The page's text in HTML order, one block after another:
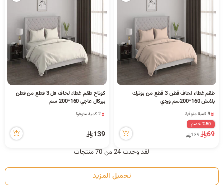
طقم غطاء لحاف قطن 3 قطع من بوتيك
بلانش 160*200سم وردي
9 كمية متوفرة
25 مشاهدة مؤخراً
9 كمية متوفرة
25 مشاهدة مؤخراً%50 خصم
69
139
كوتاج طقم غطاء لحاف فل 3 قطع من قطن
بيركال عاجي 160*200 سم
2 كمية متوفرة
6 مشاهدة مؤخراً
2 كمية متوفرة
139
لقد وجدت 24 من 70 منتجات
تحميل المزيد